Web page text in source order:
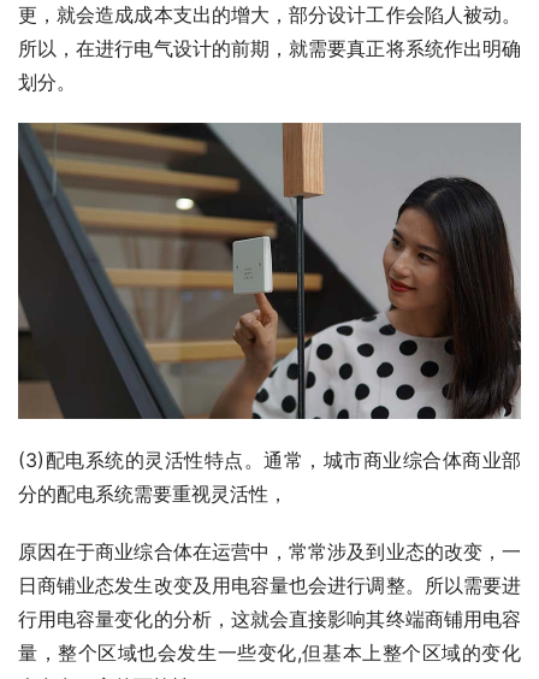
更，就会造成成本支出的增大，部分设计工作会陷人被动。
所以，在进行电气设计的前期，就需要真正将系统作出明确
划分。
(3)配电系统的灵活性特点。通常，城市商业综合体商业部
分的配电系统需要重视灵活性，
原因在于商业综合体在运营中，常常涉及到业态的改变，一
日商铺业态发生改变及用电容量也会进行调整。所以需要进
行用电容量变化的分析，这就会直接影响其终端商铺用电容
量，整个区域也会发生一些变化,但基本上整个区域的变化